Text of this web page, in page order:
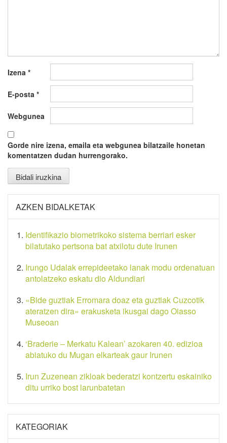
Izena *
E-posta *
Webgunea
Gorde nire izena, emaila eta webgunea bilatzaile honetan
komentatzen dudan hurrengorako.
AZKEN BIDALKETAK
Identifikazio biometrikoko sistema berriari esker
bilatutako pertsona bat atxilotu dute Irunen
Irungo Udalak errepideetako lanak modu ordenatuan
antolatzeko eskatu dio Aldundiari
«Bide guztiak Erromara doaz eta guztiak Cuzcotik
ateratzen dira» erakusketa ikusgai dago Oiasso
Museoan
‘Braderie – Merkatu Kalean’ azokaren 40. edizioa
abiatuko du Mugan elkarteak gaur Irunen
Irun Zuzenean zikloak bederatzi kontzertu eskainiko
ditu urriko bost larunbatetan
KATEGORIAK